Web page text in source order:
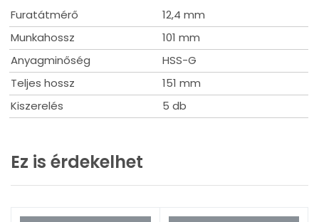
Furatátmérő
12,4 mm
Munkahossz
101 mm
Anyagminőség
HSS-G
Teljes hossz
151 mm
Kiszerelés
5 db
Ez is érdekelhet